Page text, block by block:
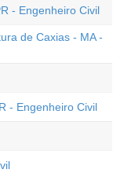
- Engenheiro Civil
de Caxias - MA -
- Engenheiro Civil